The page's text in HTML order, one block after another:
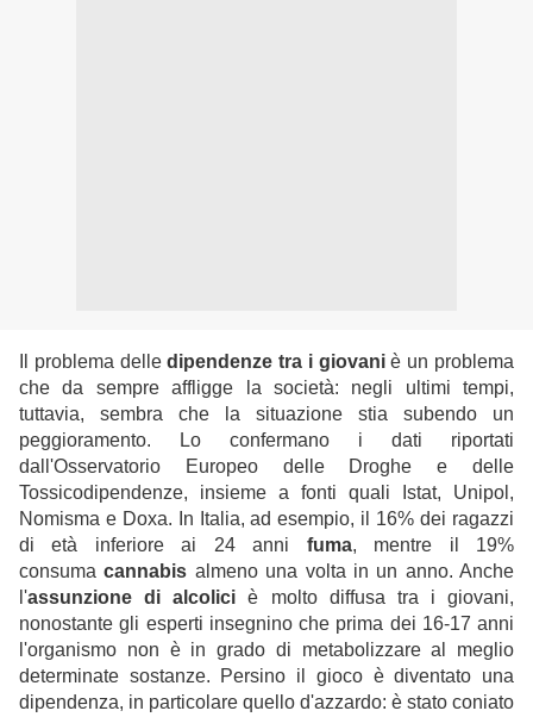
Il problema delledipendenze tra i giovaniè un problema
che da sempre affligge la società: negli ultimi tempi,
tuttavia, sembra che la situazione stia subendo un
peggioramento. Lo confermano i dati riportati
dall'Osservatorio Europeo delle Droghe e delle
Tossicodipendenze, insieme a fonti quali Istat, Unipol,
Nomisma e Doxa. In Italia, ad esempio, il 16% dei ragazzi
di età inferiore ai 24 anni fuma, mentre il 19%
consumacannabis almeno una volta in un anno. Anche
l'assunzione di alcolici è molto diffusa tra i giovani,
nonostante gli esperti insegnino che prima dei 16-17 anni
l'organismo non è in grado di metabolizzare al meglio
determinate sostanze. Persino il gioco è diventato una
dipendenza, in particolare quello d'azzardo: è stato coniato